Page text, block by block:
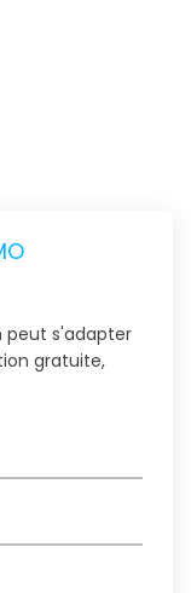
peut s'adapter
gratuite,